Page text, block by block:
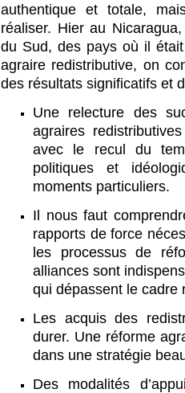
authentique et totale,
réaliser. Hier au
du Sud, des pays où il
agraire redistributive, on
des résultats significatifs et
Une relecture des
agraires
avec le recul du
politiques et
moments particuliers.
Il nous faut
rapports de force
les processus de
alliances sont
qui dépassent le cadre
Les acquis des
durer. Une réforme
dans une stratégie
Des modalités